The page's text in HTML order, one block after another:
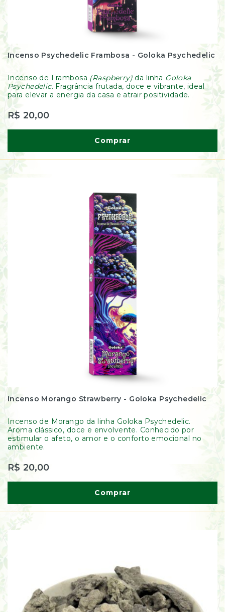
Incenso Psychedelic Frambosa - Goloka Psychedelic
Incenso de Frambosa (Raspberry) da linha Goloka
Psychedelic. Fragrância frutada, doce e vibrante, ideal
para elevar a energia da casa e atrair positividade.
R$ 20,00
Comprar
Incenso Morango Strawberry - Goloka Psychedelic
Incenso de Morango da linha Goloka Psychedelic.
Aroma clássico, doce e envolvente. Conhecido por
estimular o afeto, o amor e o conforto emocional no
ambiente.
R$ 20,00
Comprar